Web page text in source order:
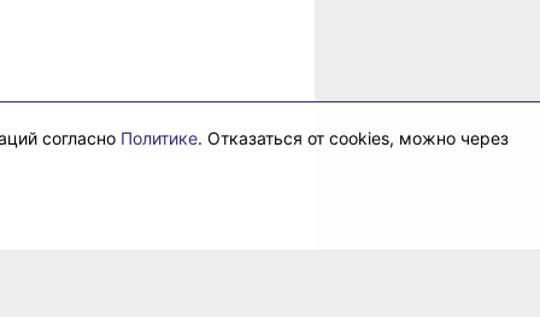
согласно Политике. Отказаться от cookies, можно через